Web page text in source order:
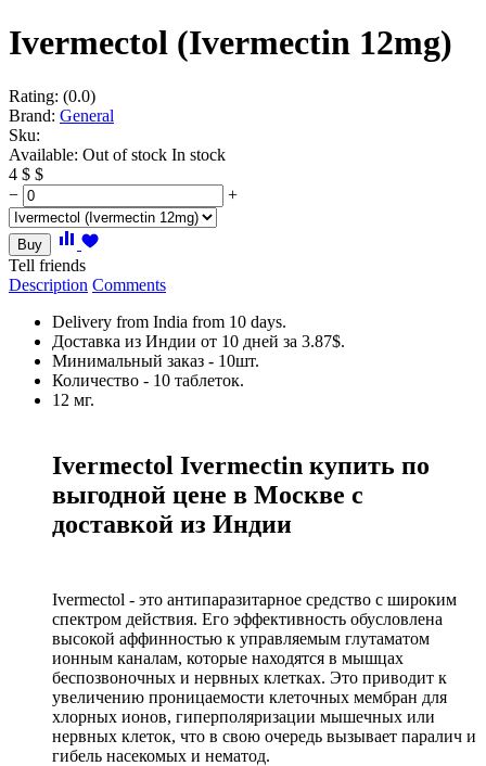
Ivermectol (Ivermectin 12mg)
Rating: (0.0)
Brand: General
Sku:
Available: Out of stock In stock
4 $ $
−
+
Buy
Tell friends
Description Comments
Delivery from India from 10 days.
Доставка из Индии от 10 дней за 3.87$.
Минимальный заказ - 10шт.
Количество - 10 таблеток.
12 мг.
Ivermectol Ivermectin купить по
выгодной цене в Москве с
доставкой из Индии
Ivermectol - это антипаразитарное средство с широким
спектром действия. Его эффективность обусловлена
высокой аффинностью к управляемым глутаматом
ионным каналам, которые находятся в мышцах
беспозвоночных и нервных клетках. Это приводит к
увеличению проницаемости клеточных мембран для
хлорных ионов, гиперполяризации мышечных или
нервных клеток, что в свою очередь вызывает паралич и
гибель насекомых и нематод.